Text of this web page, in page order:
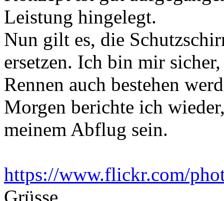
Leistung hingelegt.
Nun gilt es, die
ersetzen. Ich bin mir
Rennen auch bestehen
Morgen berichte ich
meinem Abflug sein.
https://www.flickr.com/